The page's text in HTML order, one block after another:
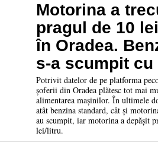
Motorina a
pragul de 10
în Oradea.
s-a scumpit cu
bani în două
săptămâni
Potrivit datelor de pe platforma
șoferii din Oradea plătesc tot mai
alimentarea mașinilor. În ultimele
atât benzina standard, cât și
au scumpit, iar motorina a depășit
lei/litru.